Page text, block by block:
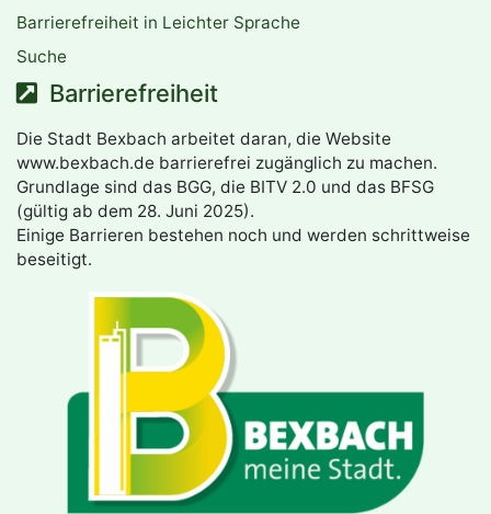
Barrierefreiheit in Leichter Sprache
Suche
Barrierefreiheit
Die Stadt Bexbach arbeitet daran, die Website
www.bexbach.de barrierefrei zugänglich zu machen.
Grundlage sind das BGG, die BITV 2.0 und das BFSG
(gültig ab dem 28. Juni 2025).
Einige Barrieren bestehen noch und werden schrittweise
beseitigt.